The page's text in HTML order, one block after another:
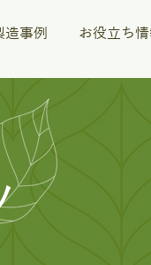
造事例 お役立ち